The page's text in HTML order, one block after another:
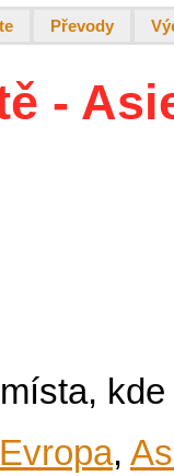
Převody
-
Evropa,